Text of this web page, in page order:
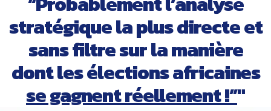
stratégique la plus directe et
sans filtre sur la manière
dont les élections africaines
se gagnent réellement !”"